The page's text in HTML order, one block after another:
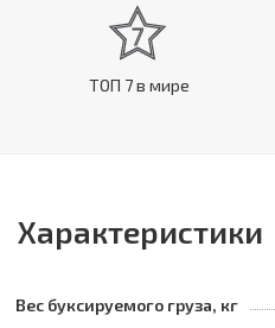
ТОП 7 в мире
Характеристики
Вес буксируемого груза, кг